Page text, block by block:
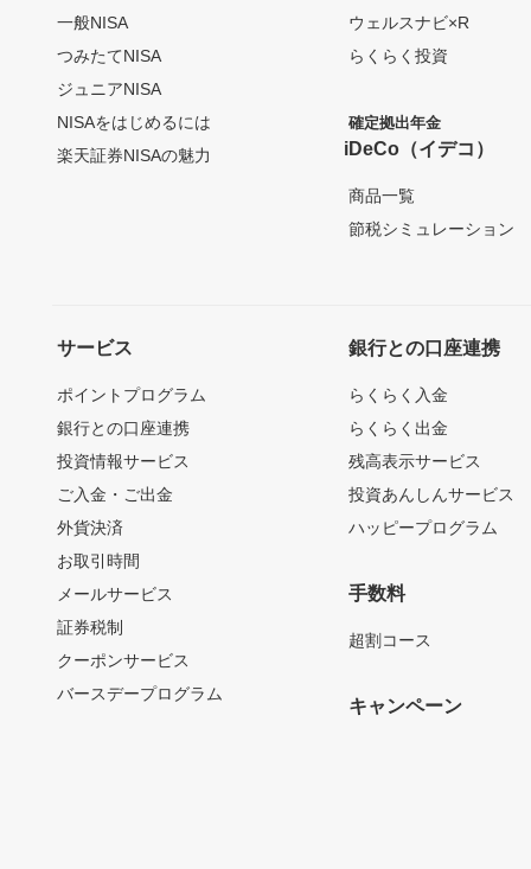
一般NISA
つみたてNISA
ジュニアNISA
NISAをはじめるには
楽天証券NISAの魅力
ウェルスナビ×R
らくらく投資
確定拠出年金
iDeCo（イデコ）
商品一覧
節税シミュレーション
サービス
ポイントプログラム
銀行との口座連携
投資情報サービス
ご入金・ご出金
外貨決済
お取引時間
メールサービス
証券税制
クーポンサービス
バースデープログラム
銀行との口座連携
らくらく入金
らくらく出金
残高表示サービス
投資あんしんサービス
ハッピープログラム
手数料
超割コース
キャンペーン